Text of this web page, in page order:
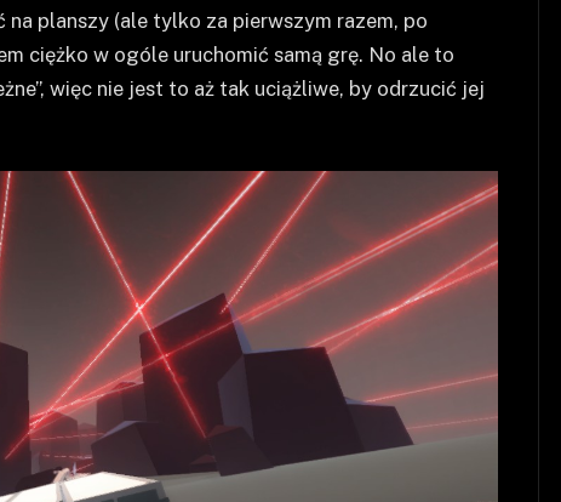
planszy (ale tylko za pierwszym razem, po
ciężko w ogóle uruchomić samą grę. No ale to
więc nie jest to aż tak uciążliwe, by odrzucić jej